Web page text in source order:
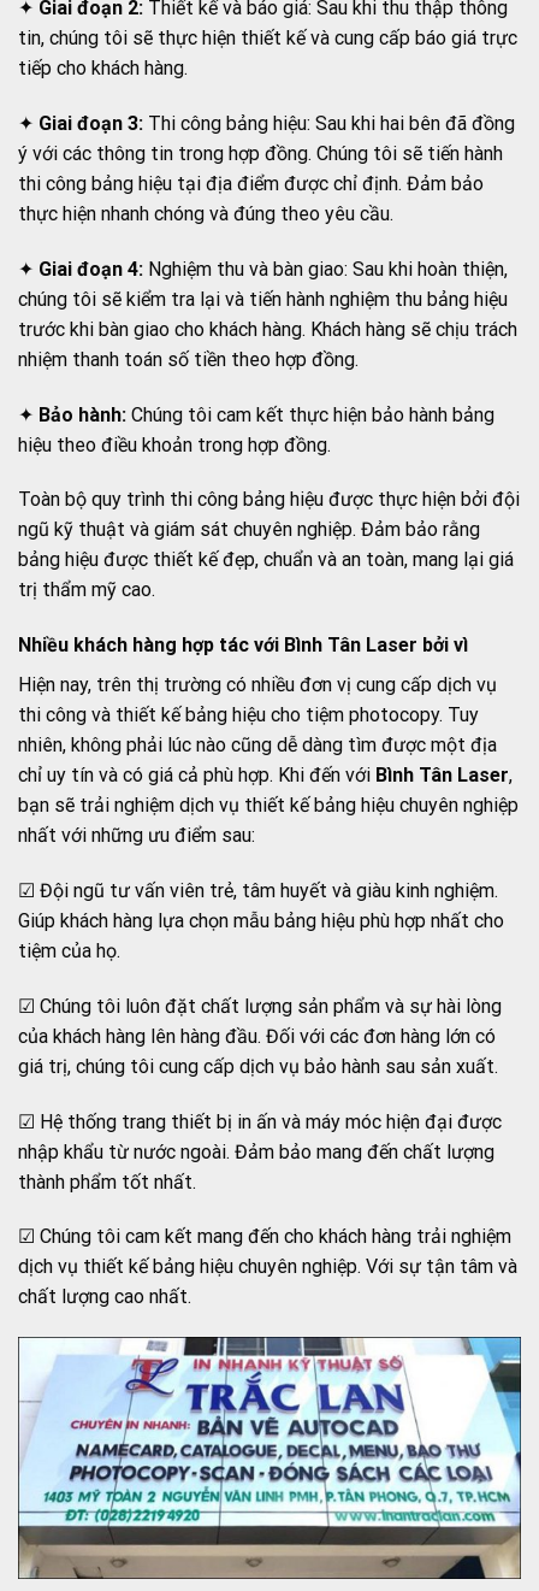
✦ Giai đoạn 2: Thiết kế và báo giá: Sau khi thu thập thông
tin, chúng tôi sẽ thực hiện thiết kế và cung cấp báo giá trực
tiếp cho khách hàng.
✦ Giai đoạn 3: Thi công bảng hiệu: Sau khi hai bên đã đồng
ý với các thông tin trong hợp đồng. Chúng tôi sẽ tiến hành
thi công bảng hiệu tại địa điểm được chỉ định. Đảm bảo
thực hiện nhanh chóng và đúng theo yêu cầu.
✦ Giai đoạn 4: Nghiệm thu và bàn giao: Sau khi hoàn thiện,
chúng tôi sẽ kiểm tra lại và tiến hành nghiệm thu bảng hiệu
trước khi bàn giao cho khách hàng. Khách hàng sẽ chịu trách
nhiệm thanh toán số tiền theo hợp đồng.
✦ Bảo hành: Chúng tôi cam kết thực hiện bảo hành bảng
hiệu theo điều khoản trong hợp đồng.
Toàn bộ quy trình thi công bảng hiệu được thực hiện bởi đội
ngũ kỹ thuật và giám sát chuyên nghiệp. Đảm bảo rằng
bảng hiệu được thiết kế đẹp, chuẩn và an toàn, mang lại giá
trị thẩm mỹ cao.
Nhiều khách hàng hợp tác với Bình Tân Laser bởi vì
Hiện nay, trên thị trường có nhiều đơn vị cung cấp dịch vụ
thi công và thiết kế bảng hiệu cho tiệm photocopy. Tuy
nhiên, không phải lúc nào cũng dễ dàng tìm được một địa
chỉ uy tín và có giá cả phù hợp. Khi đến với Bình Tân Laser,
bạn sẽ trải nghiệm dịch vụ thiết kế bảng hiệu chuyên nghiệp
nhất với những ưu điểm sau:
☑ Đội ngũ tư vấn viên trẻ, tâm huyết và giàu kinh nghiệm.
Giúp khách hàng lựa chọn mẫu bảng hiệu phù hợp nhất cho
tiệm của họ.
☑ Chúng tôi luôn đặt chất lượng sản phẩm và sự hài lòng
của khách hàng lên hàng đầu. Đối với các đơn hàng lớn có
giá trị, chúng tôi cung cấp dịch vụ bảo hành sau sản xuất.
☑ Hệ thống trang thiết bị in ấn và máy móc hiện đại được
nhập khẩu từ nước ngoài. Đảm bảo mang đến chất lượng
thành phẩm tốt nhất.
☑ Chúng tôi cam kết mang đến cho khách hàng trải nghiệm
dịch vụ thiết kế bảng hiệu chuyên nghiệp. Với sự tận tâm và
chất lượng cao nhất.